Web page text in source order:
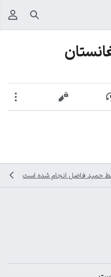
جستجو
نمایش تاریخچهنمایش مبدأ
حمید فاضل انجام شده است